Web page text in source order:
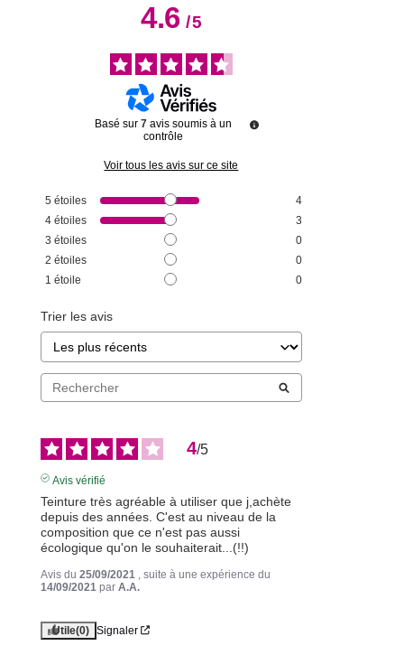
4.6/5
Basé sur 7 avis soumis à un
contrôle
Voir tous les avis sur ce site
5 étoiles
4
4 étoiles
3
3 étoiles
0
2 étoiles
0
1 étoile 0
Trier les avis
4/5
Avis vérifié
Teinture très agréable à utiliser que j,achète
depuis des années. C'est au niveau de la
composition que ce n'est pas aussi
écologique qu'on le souhaiterait...(!!)
Avis du 25/09/2021 , suite à une expérience du
14/09/2021 par A.A.
Utile(0) Signaler